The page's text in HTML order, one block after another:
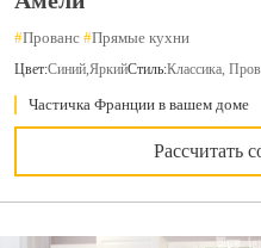
#Прованс #Прямые кухни
Цвет:Синий,ЯркийСтиль:Классика,
Частичка Франции в вашем доме
Рассчитать